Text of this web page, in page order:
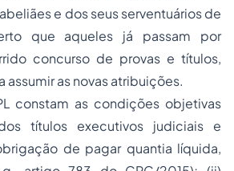
e dos seus serventuários de
que aqueles já passam por
concurso de provas e títulos,
assumir as novas atribuições.
constam as condições objetivas
títulos executivos judiciais e
de pagar quantia líquida,